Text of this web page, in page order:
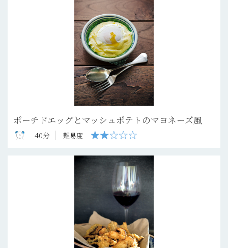
ポーチドエッグとマッシュポテトのマヨネーズ風
40分 難易度